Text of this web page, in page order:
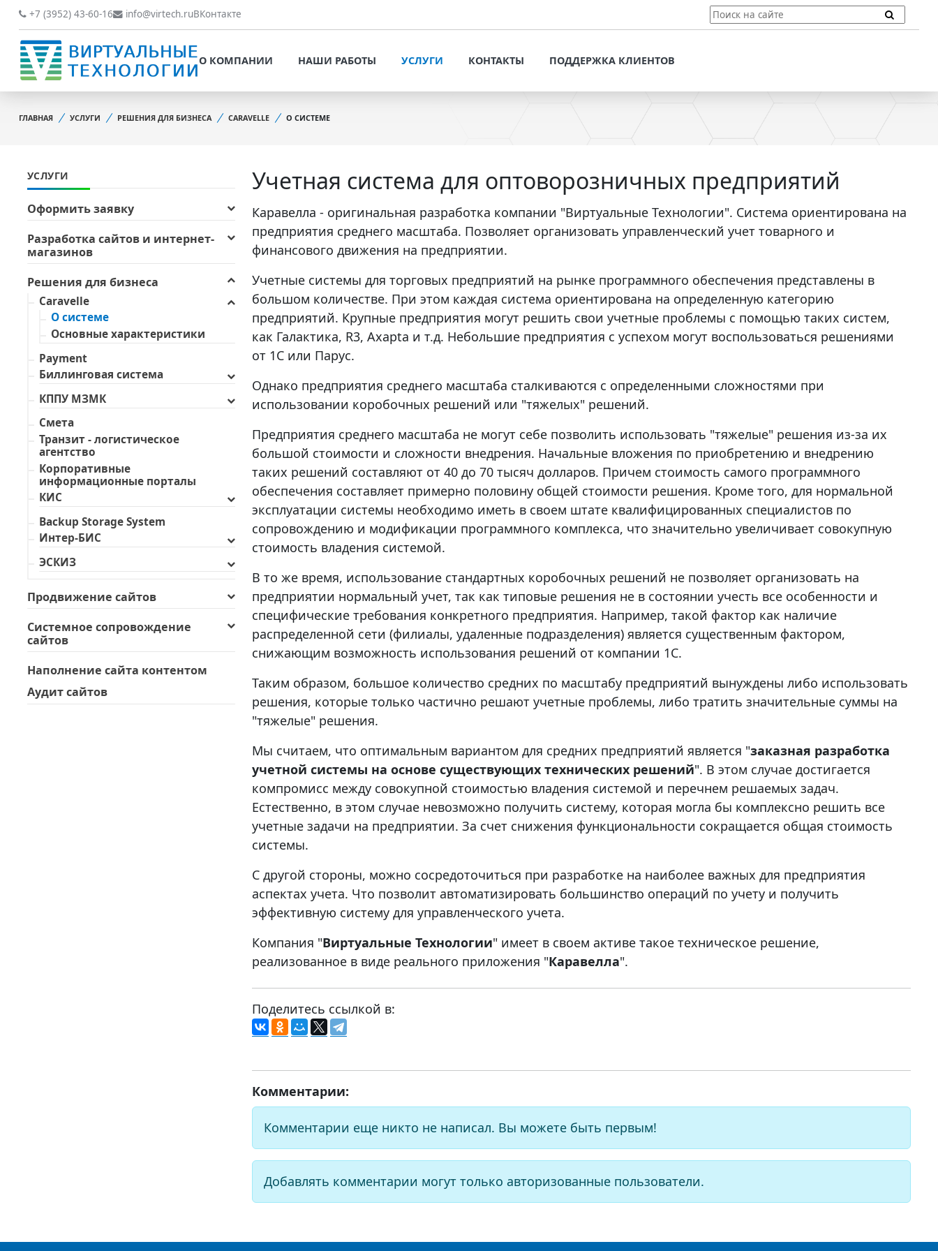
О КОМПАНИИ
ВИДЫ ДЕЯТЕЛЬНОСТИ
НОВОСТИ
НАШИ ПРЕИМУЩЕСТВА
ОФИЦИАЛЬНЫЕ
ДОКУМЕНТЫ
ОБРАТНАЯ СВЯЗЬ
ОТЗЫВЫ КЛИЕНТОВ
НАШИ РАБОТЫ
ОФОРМИТЬ ЗАЯВКУ
СИСТЕМНОЕ
НАПОЛНЕНИЕ САЙТА
КОНТЕНТОМ
АУДИТ САЙТОВ
ПОДДЕРЖКА КЛИЕНТОВ
VT-CMF. СПРАВОЧНАЯ
ЗАДАТЬ ВОПРОС
+7 (3952) 43-60-16 info@virtech.ruВКонтакте
О КОМПАНИИ
НОВОСТИ
ОБРАБОТКА ПЕРСОНАЛЬНЫХ
ОФИЦИАЛЬНЫЕ ДОКУМЕНТЫ
ОБРАТНАЯ СВЯЗЬ
ОТЗЫВЫ КЛИЕНТОВ
НАШИ РАБОТЫ УСЛУГИ
ПРОДВИЖЕНИЕ САЙТОВ
СИСТЕМНОЕ СОПРОВОЖДЕНИЕ
САЙТОВ
КОНТЕНТОМ
АУДИТ САЙТОВ
КОНТАКТЫ ПОДДЕРЖКА КЛИЕНТОВ
ПОТЕНЦИАЛЬНЫХ КЛИЕНТОВ
ИНФОРМАЦИЯ
ЗАДАТЬ ВОПРОС
ГЛАВНАЯ УСЛУГИ РЕШЕНИЯ ДЛЯ БИЗНЕСА CARAVELLE О СИСТЕМЕ
Учетная система для оптоворозничных предприятий
Каравелла - оригинальная разработка компании "Виртуальные Технологии". Система ориентирована на
предприятия среднего масштаба. Позволяет организовать управленческий учет товарного и
финансового движения на предприятии.
Учетные системы для торговых предприятий на рынке программного обеспечения представлены в
большом количестве. При этом каждая система ориентирована на определенную категорию
предприятий. Крупные предприятия могут решить свои учетные проблемы с помощью таких систем,
как Галактика, R3, Axapta и т.д. Небольшие предприятия с успехом могут воспользоваться решениями
от 1С или Парус.
Однако предприятия среднего масштаба сталкиваются с определенными сложностями при
использовании коробочных решений или "тяжелых" решений.
Предприятия среднего масштаба не могут себе позволить использовать "тяжелые" решения из-за их
большой стоимости и сложности внедрения. Начальные вложения по приобретению и внедрению
таких решений составляют от 40 до 70 тысяч долларов. Причем стоимость самого программного
обеспечения составляет примерно половину общей стоимости решения. Кроме того, для нормальной
эксплуатации системы необходимо иметь в своем штате квалифицированных специалистов по
сопровождению и модификации программного комплекса, что значительно увеличивает совокупную
стоимость владения системой.
В то же время, использование стандартных коробочных решений не позволяет организовать на
предприятии нормальный учет, так как типовые решения не в состоянии учесть все особенности и
специфические требования конкретного предприятия. Например, такой фактор как наличие
распределенной сети (филиалы, удаленные подразделения) является существенным фактором,
снижающим возможность использования решений от компании 1С.
Таким образом, большое количество средних по масштабу предприятий вынуждены либо использовать
решения, которые только частично решают учетные проблемы, либо тратить значительные суммы на
"тяжелые" решения.
Мы считаем, что оптимальным вариантом для средних предприятий является "заказная разработка
учетной системы на основе существующих технических решений". В этом случае достигается
компромисс между совокупной стоимостью владения системой и перечнем решаемых задач.
Естественно, в этом случае невозможно получить систему, которая могла бы комплексно решить все
учетные задачи на предприятии. За счет снижения функциональности сокращается общая стоимость
системы.
С другой стороны, можно сосредоточиться при разработке на наиболее важных для предприятия
аспектах учета. Что позволит автоматизировать большинство операций по учету и получить
эффективную систему для управленческого учета.
Компания "Виртуальные Технологии" имеет в своем активе такое техническое решение,
реализованное в виде реального приложения "Каравелла".
Поделитесь ссылкой в:
Комментарии:
Комментарии еще никто не написал. Вы можете быть первым!
Добавлять комментарии могут только авторизованные пользователи.
УСЛУГИ
Оформить заявку
Разработка сайтов и интернет-
магазинов
Решения для бизнеса
Caravelle
О системе
Основные характеристики
Payment
Биллинговая система
КППУ МЗМК
Смета
Транзит - логистическое
агентство
Корпоративные
информационные порталы
КИС
Backup Storage System
Интер-БИС
ЭСКИЗ
Продвижение сайтов
Системное сопровождение
сайтов
Наполнение сайта контентом
Аудит сайтов